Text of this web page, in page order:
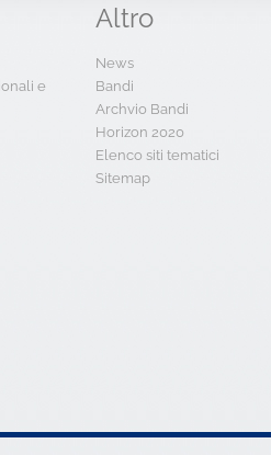
e
Altro
News
Bandi
Archvio Bandi
Horizon 2020
Elenco siti tematici
Sitemap